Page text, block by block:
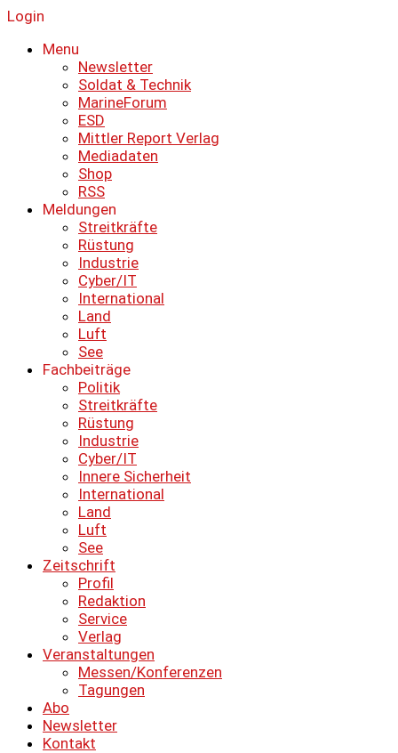
Login
Menu
Newsletter
Soldat & Technik
MarineForum
ESD
Mittler Report Verlag
Mediadaten
Shop
RSS
Meldungen
Streitkräfte
Rüstung
Industrie
Cyber/IT
International
Land
Luft
See
Fachbeiträge
Politik
Streitkräfte
Rüstung
Industrie
Cyber/IT
Innere Sicherheit
International
Land
Luft
See
Zeitschrift
Profil
Redaktion
Service
Verlag
Veranstaltungen
Messen/Konferenzen
Tagungen
Abo
Newsletter
Kontakt